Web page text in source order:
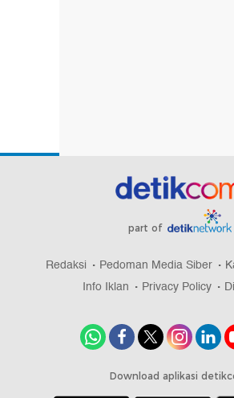
part of
Redaksi Pedoman Media Siber
Info Iklan
Privacy Policy
Download aplikasi